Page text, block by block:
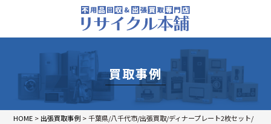
買取事例
HOME > 出張買取事例 >千葉県/八千代市/出張買取/ディナープレート2枚セット/